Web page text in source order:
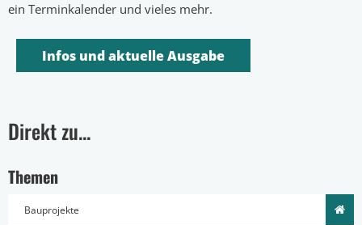
ein Terminkalender und vieles mehr.
Infos und aktuelle Ausgabe
Direkt zu...
Themen
Bauprojekte